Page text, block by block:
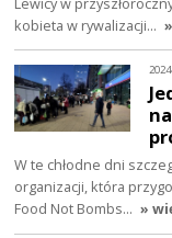
kobieta w rywalizacji…
W te chłodne dni
organizacji, która
Food Not Bombs… »